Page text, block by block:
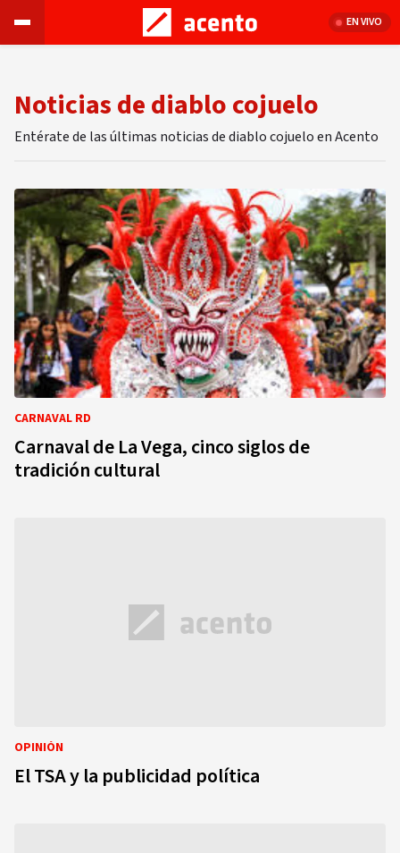
EN VIVO
Noticias de diablo cojuelo
Entérate de las últimas noticias de diablo cojuelo en Acento
CARNAVAL RD
Carnaval de La Vega, cinco siglos de
tradición cultural
OPINIÓN
El TSA y la publicidad política